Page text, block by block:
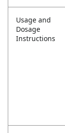
Usage and
Dosage
Instructions